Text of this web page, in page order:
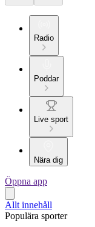
Radio
Poddar
Live sport
Nära dig
Öppna app
Allt innehåll
Populära sporter